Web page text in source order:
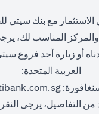
الاستثمار مع بنك سيتي
المناسب لك،
أو زيارة أحد فروع
العربية المتحدة:
www.ipb.citibank.com.sg
من التفاصيل، يرجى